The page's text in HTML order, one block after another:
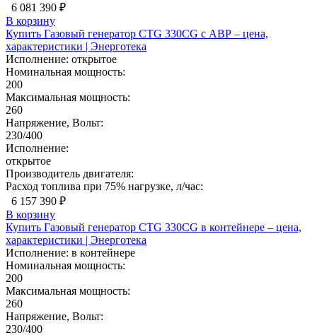
6 081 390 ₽
В корзину
Купить Газовый генератор CTG 330CG с АВР – цена,
характеристики | Энерготека
Исполнение: открытое
Номинальная мощность:
200
Максимальная мощность:
260
Напряжение, Вольт:
230/400
Исполнение:
открытое
Производитель двигателя:
Расход топлива при 75% нагрузке, л/час:
6 157 390 ₽
В корзину
Купить Газовый генератор CTG 330CG в контейнере – цена,
характеристики | Энерготека
Исполнение: в контейнере
Номинальная мощность:
200
Максимальная мощность:
260
Напряжение, Вольт:
230/400